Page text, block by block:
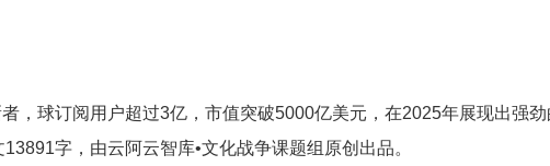
，球订阅用户超过3亿，市值突破5000亿美元，在2025年展现出强
字，由云阿云智库•文化战争课题组原创出品。